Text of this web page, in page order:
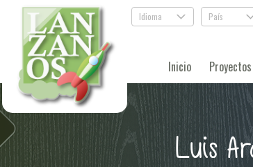
Idioma . País .
Inicio Proyectos
Luis